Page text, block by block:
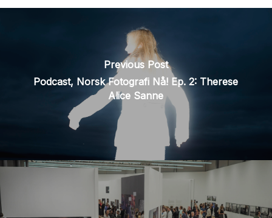
Previous Post
Podcast, Norsk Fotografi Nå! Ep. 2: Therese
Alice Sanne